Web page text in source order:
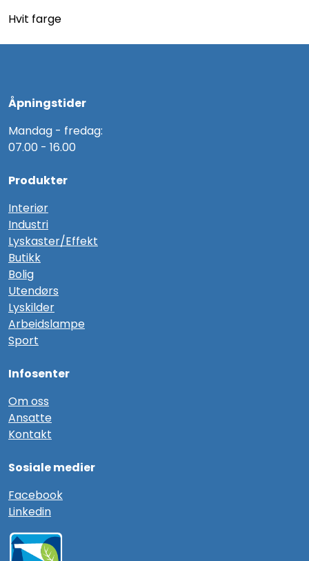
Hvit farge
Åpningstider
Mandag - fredag:
07.00 - 16.00
Produkter
Interiør
Industri
Lyskaster/Effekt
Butikk
Bolig
Utendørs
Lyskilder
Arbeidslampe
Sport
Infosenter
Om oss
Ansatte
Kontakt
Sosiale medier
Facebook
Linkedin